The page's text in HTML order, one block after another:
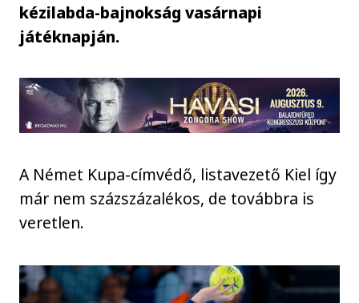
kézilabda-bajnokság vasárnapi
játéknapján.
A Német Kupa-címvédő, listavezető Kiel így
már nem százszázalékos, de továbbra is
veretlen.